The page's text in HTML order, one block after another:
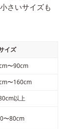
さいサイズも
イズ
〜90cm
〜160cm
以上
〜80cm